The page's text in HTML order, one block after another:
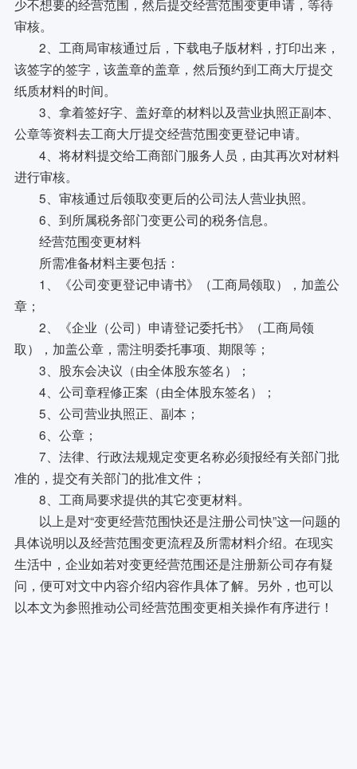
少不想要的经营范围，然后提交经营范围变更申请，等待
审核。
2、工商局审核通过后，下载电子版材料，打印出来，
该签字的签字，该盖章的盖章，然后预约到工商大厅提交
纸质材料的时间。
3、拿着签好字、盖好章的材料以及营业执照正副本、
公章等资料去工商大厅提交经营范围变更登记申请。
4、将材料提交给工商部门服务人员，由其再次对材料
进行审核。
5、审核通过后领取变更后的公司法人营业执照。
6、到所属税务部门变更公司的税务信息。
经营范围变更材料
所需准备材料主要包括：
1、《公司变更登记申请书》（工商局领取），加盖公
章；
2、《企业（公司）申请登记委托书》（工商局领
取），加盖公章，需注明委托事项、期限等；
3、股东会决议（由全体股东签名）；
4、公司章程修正案（由全体股东签名）；
5、公司营业执照正、副本；
6、公章；
7、法律、行政法规规定变更名称必须报经有关部门批
准的，提交有关部门的批准文件；
8、工商局要求提供的其它变更材料。
以上是对“变更经营范围快还是注册公司快”这一问题的
具体说明以及经营范围变更流程及所需材料介绍。在现实
生活中，企业如若对变更经营范围还是注册新公司存有疑
问，便可对文中内容介绍内容作具体了解。另外，也可以
以本文为参照推动公司经营范围变更相关操作有序进行！